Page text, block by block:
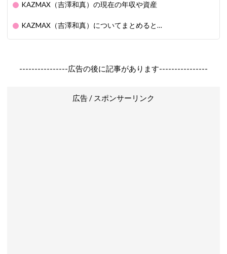
KAZMAX（吉澤和真）の現在の年収や資産
KAZMAX（吉澤和真）についてまとめると…
----------------広告の後に記事があります----------------
広告 / スポンサーリンク